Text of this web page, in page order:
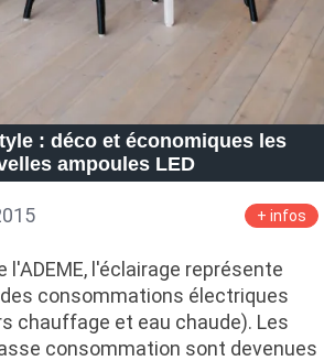
: déco et économiques les
ampoules LED
+ infos
l'ADEME, l'éclairage représente
consommations électriques
chauffage et eau chaude). Les
consommation sont devenues